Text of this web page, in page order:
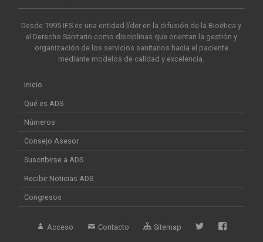
Desde 1995 IFS es una entidad líder en la difusión de la Bioética y
el Derecho Sanitario como disciplinas que orientan la gestión y
organización de los servicios sanitarios hacia el paciente
mediante modelos de calidad y excelencia.
Inicio
Qué es ADS
Números
Consejo Asesor
Suscribirse a ADS
Recibir Noticias ADS
Congresos
Acceso Contacto Sitemap